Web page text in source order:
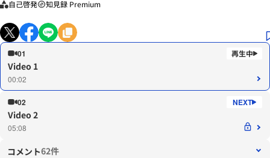
自己啓発 知見録 Premium
01
Video 1
00:02
02
Video 2
05:08
コメント62件